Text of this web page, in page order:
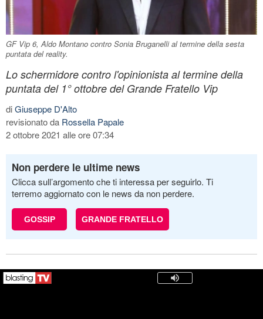
GF Vip 6, Aldo Montano contro Sonia Bruganelli al termine della sesta
puntata del reality.
Lo schermidore contro l'opinionista al termine della
puntata del 1° ottobre del Grande Fratello Vip
diGiuseppe D'Alto
revisionato da Rossella Papale
2 ottobre 2021 alle ore 07:34
Non perdere le ultime news
Clicca sull’argomento che ti interessa per seguirlo. Ti
terremo aggiornato con le news da non perdere.
GOSSIP GRANDE FRATELLO